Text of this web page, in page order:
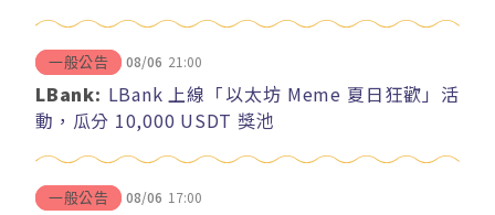
一般公告 08/06 21:00
LBank: LBank 上線「以太坊 Meme 夏日狂歡」活
動，瓜分 10,000 USDT 獎池
一般公告 08/06 17:00